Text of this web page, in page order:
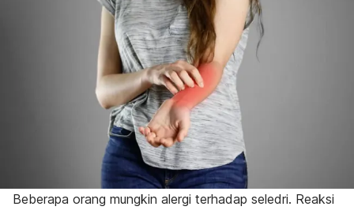
Beberapa orang mungkin alergi terhadap seledri. Reaksi